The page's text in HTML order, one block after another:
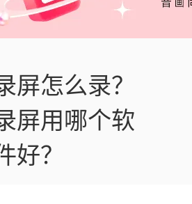
屏怎么录？
屏用哪个软
好？